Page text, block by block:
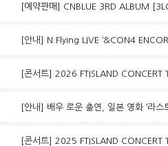
[예약판매] CNBLUE 3RD ALBUM
[안내] N.Flying LIVE ‘&CON4
[콘서트] 2026 FTISLAND CONCERT
[안내] 배우 로운 출연, 일본 영화 ‘라스
[콘서트] 2025 FTISLAND CONCERT